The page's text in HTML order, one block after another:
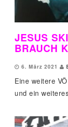
JESUS
BRAUCH
6. März 2021
Eine weitere
und ein